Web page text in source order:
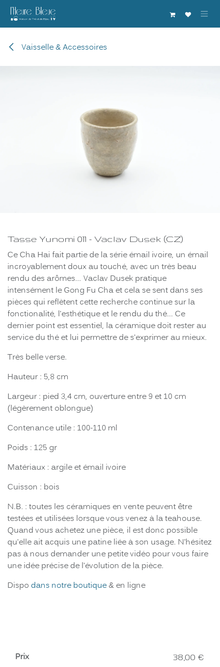
Se rendre au contenu
Vaisselle & Accessoires
Tasse Yunomi 011 - Vaclav Dusek (CZ)
Ce Cha Hai fait partie de la série émail ivoire, un émail
incroyablement doux au touché, avec un très beau
rendu des arômes... Vaclav Dusek pratique
intensément le Gong Fu Cha et cela se sent dans ses
pièces qui reflètent cette recherche continue sur la
fonctionalité, l'esthétique et le rendu du thé... Ce
dernier point est essentiel, la céramique doit rester au
service du thé et lui permettre de s'exprimer au mieux.
Très belle verse.
Hauteur : 5,8 cm
Largeur : pied 3,4 cm, ouverture entre 9 et 10 cm
(légèrement oblongue)
Contenance utile : 100-110 ml
Poids : 125 gr
Matériaux : argile et émail ivoire
Cuisson : bois
N.B. : toutes les céramiques en vente peuvent être
testées et utilisées lorsque vous venez à la teahouse.
Quand vous achetez une pièce, il est donc possible
qu'elle ait acquis une patine liée à son usage. N'hésitez
pas à nous demander une petite vidéo pour vous faire
une idée précise de l'évolution de la pièce.
Dispo dans notre boutique & en ligne
Prix 38,00 €